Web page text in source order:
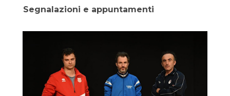
Segnalazioni e appuntamenti